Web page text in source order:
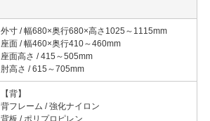
外寸 / 幅680×奥行680×高さ1025～1115mm
座面 / 幅460×奥行410～460mm
座面高さ / 415～505mm
肘高さ / 615～705mm
【背】
背フレーム / 強化ナイロン
背板 / ポリプロピレン